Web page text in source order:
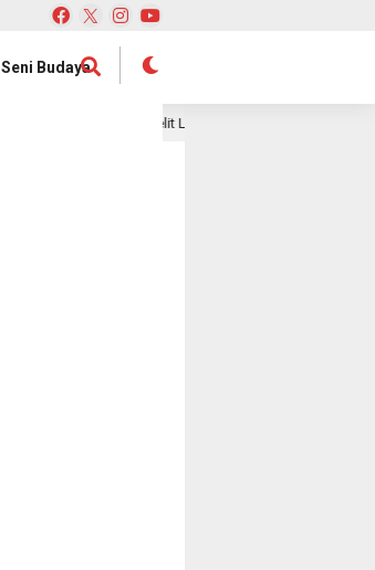
Seni Budaya
Satelit Lampung-1 Resmi Diluncurkan,